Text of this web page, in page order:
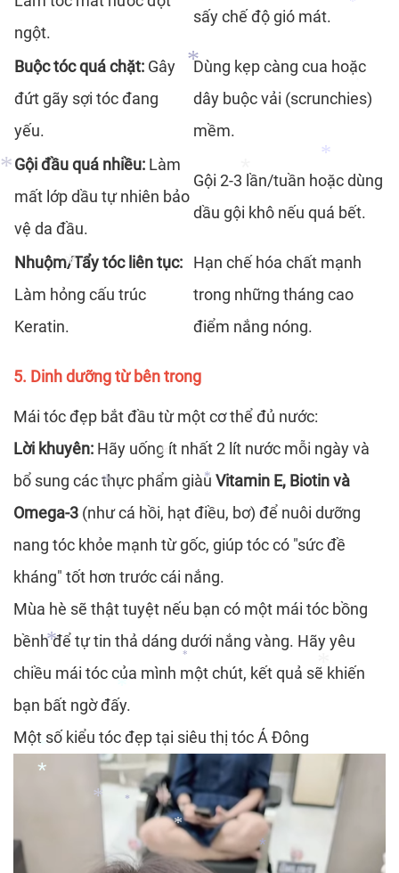
*
*
*
*
*
*
*
*
*
ngột.
sấy chế độ gió mát.
Buộc tóc quá chặt: Gây
đứt gãy sợi tóc đang
yếu.
Dùng kẹp càng cua hoặc
dây buộc vải (scrunchies)
mềm.
Gội đầu quá nhiều: Làm
mất lớp dầu tự nhiên bảo
vệ da đầu.
Gội 2-3 lần/tuần hoặc dùng
dầu gội khô nếu quá bết.
Nhuộm/Tẩy tóc liên tục:
Làm hỏng cấu trúc
Keratin.
Hạn chế hóa chất mạnh
trong những tháng cao
điểm nắng nóng.
5. Dinh dưỡng từ bên trong
Mái tóc đẹp bắt đầu từ một cơ thể đủ nước:
Lời khuyên: Hãy uống ít nhất 2 lít nước mỗi ngày và
bổ sung các thực phẩm giàu Vitamin E, Biotin và
Omega-3 (như cá hồi, hạt điều, bơ) để nuôi dưỡng
nang tóc khỏe mạnh từ gốc, giúp tóc có "sức đề
kháng" tốt hơn trước cái nắng.
Mùa hè sẽ thật tuyệt nếu bạn có một mái tóc bồng
bềnh để tự tin thả dáng dưới nắng vàng. Hãy yêu
chiều mái tóc của mình một chút, kết quả sẽ khiến
bạn bất ngờ đấy.
Một số kiểu tóc đẹp tại siêu thị tóc Á Đông